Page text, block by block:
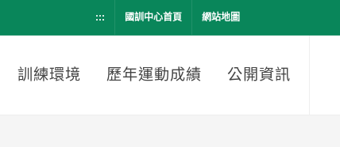
::: 國訓中心首頁 網站地圖
訓練環境 歷年運動成績 公開資訊